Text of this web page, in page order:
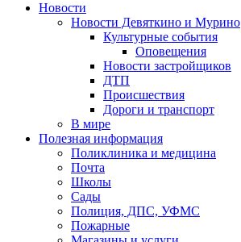
Новости
Новости Девяткино и Мурино
Культурные события
Оповещения
Новости застройщиков
ДТП
Происшествия
Дороги и транспорт
В мире
Полезная информация
Поликлиника и медицина
Почта
Школы
Сады
Полиция, ДПС, УФМС
Пожарные